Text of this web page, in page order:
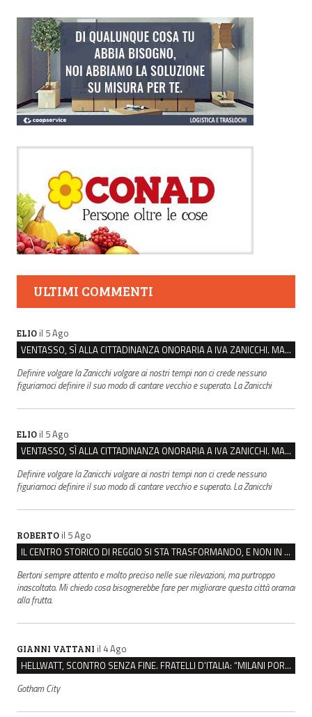
ULTIMI COMMENTI
ELIO il 5 Ago
VENTASSO, SÌ ALLA CITTADINANZA ONORARIA A IVA ZANICCHI. MA BARGIACCHI: “È DI PESSIMO GUSTO”
Definire volgare la Zanicchi volgare ai nostri tempi non ci crede nessuno
figuriamoci definire il suo modo di cantare vecchio e superato. La Zanicchi
ELIO il 5 Ago
VENTASSO, SÌ ALLA CITTADINANZA ONORARIA A IVA ZANICCHI. MA BARGIACCHI: “È DI PESSIMO GUSTO”
Definire volgare la Zanicchi volgare ai nostri tempi non ci crede nessuno
figuriamoci definire il suo modo di cantare vecchio e superato. La Zanicchi
ROBERTO il 5 Ago
IL CENTRO STORICO DI REGGIO SI STA TRASFORMANDO, E NON IN MEGLIO
Bertoni sempre attento e molto preciso nelle sue rilevazioni, ma purtroppo
inascoltato. Mi chiedo cosa bisognerebbe fare per migliorare questa città oramai
alla frutta.
GIANNI VATTANI il 4 Ago
HELLWATT, SCONTRO SENZA FINE. FRATELLI D’ITALIA: “MILANI PORTA DOCUMENTI, DE FRANCO INSULTI”
Gotham City